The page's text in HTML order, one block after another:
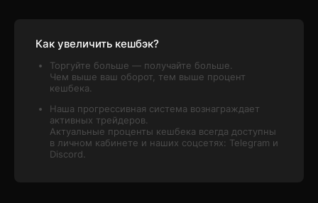
Как увеличить кешбэк?
Торгуйте больше — получайте больше.
Чем выше ваш оборот, тем выше процент
кешбека.
Наша прогрессивная система вознаграждает
активных трейдеров.
Актуальные проценты кешбека всегда доступны
в личном кабинете и наших соцсетях: Telegram и
Discord.